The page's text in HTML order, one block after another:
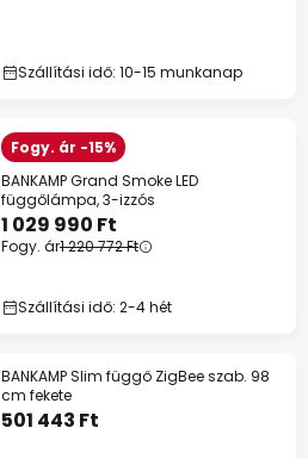
Szállítási idő: 10-15 munkanap
Fogy. ár -15%
BANKAMP Grand Smoke LED
függőlámpa, 3-izzós
1 029 990 Ft
Fogy. ár1 220 772 Ft
Szállítási idő: 2-4 hét
BANKAMP Slim függő ZigBee szab. 98
cm fekete
501 443 Ft